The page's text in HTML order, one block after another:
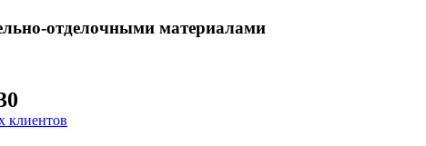
отделочными материалами
клиентов